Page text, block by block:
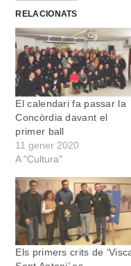
RELACIONATS
El calendari fa passar la
Concòrdia davant el
primer ball
11 gener 2020
A "Cultura"
Els primers crits de